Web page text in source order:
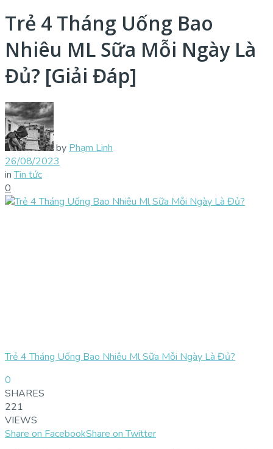
Trẻ 4 Tháng Uống Bao
Nhiêu ML Sữa Mỗi Ngày Là
Đủ? [Giải Đáp]
by Phạm Linh
26/08/2023
in Tin tức
0
Trẻ 4 Tháng Uống Bao Nhiêu Ml Sữa Mỗi Ngày Là Đủ?
0
SHARES
221
VIEWS
Share on FacebookShare on Twitter